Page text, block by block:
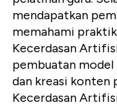
mendapatkan
memahami
Kecerdasan
pembuatan model
dan kreasi konten
Kecerdasan